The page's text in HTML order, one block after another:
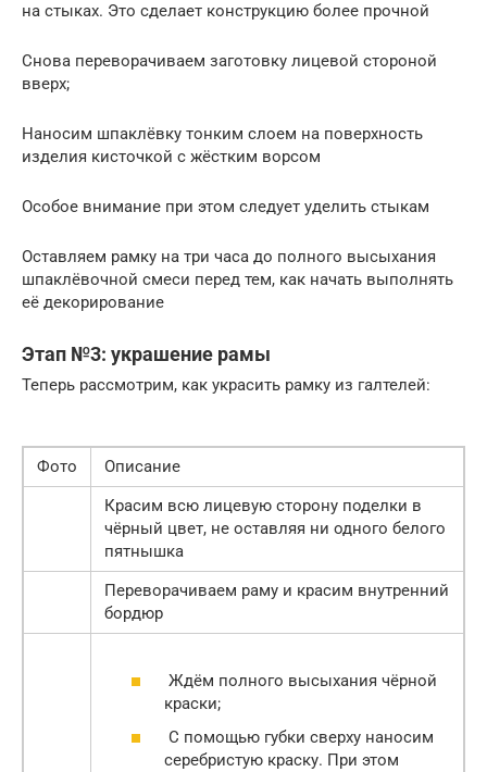
на стыках. Это сделает конструкцию более прочной
Снова переворачиваем заготовку лицевой стороной
вверх;
Наносим шпаклёвку тонким слоем на поверхность
изделия кисточкой с жёстким ворсом
Особое внимание при этом следует уделить стыкам
Оставляем рамку на три часа до полного высыхания
шпаклёвочной смеси перед тем, как начать выполнять
её декорирование
Этап №3: украшение рамы
Теперь рассмотрим, как украсить рамку из галтелей:
Фото
Описание
Красим всю лицевую сторону поделки в
чёрный цвет, не оставляя ни одного белого
пятнышка
Переворачиваем раму и красим внутренний
бордюр
Ждём полного высыхания чёрной
краски;
С помощью губки сверху наносим
серебристую краску. При этом